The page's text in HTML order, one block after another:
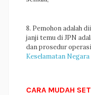
8. Pemohon adalah
janji temu di JPN
dan prosedur
Keselamatan Negara
CARA MUDAH